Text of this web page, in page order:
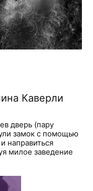
Каверли
дверь (пару
замок с помощью
направиться
милое заведение